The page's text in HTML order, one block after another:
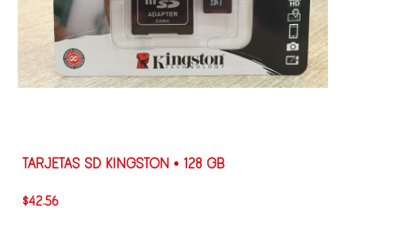
TARJETAS SD KINGSTON • 128 GB
$42.56